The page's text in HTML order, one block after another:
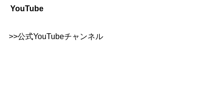
YouTube
>>公式YouTubeチャンネル